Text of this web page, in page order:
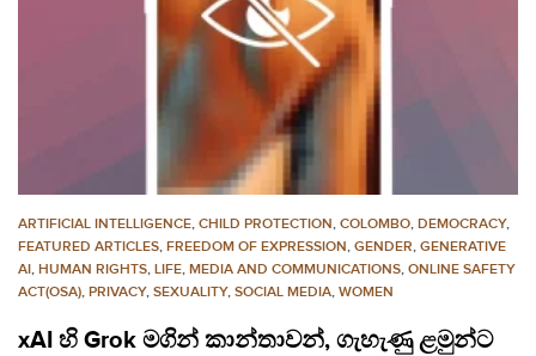
ARTIFICIAL INTELLIGENCE, CHILD PROTECTION, COLOMBO, DEMOCRACY,
FEATURED ARTICLES, FREEDOM OF EXPRESSION, GENDER, GENERATIVE
AI, HUMAN RIGHTS, LIFE, MEDIA AND COMMUNICATIONS, ONLINE SAFETY
ACT(OSA), PRIVACY, SEXUALITY, SOCIAL MEDIA, WOMEN
xAI හි Grok මගින් කාන්තාවන්, ගැහැණු ළමුන්ට